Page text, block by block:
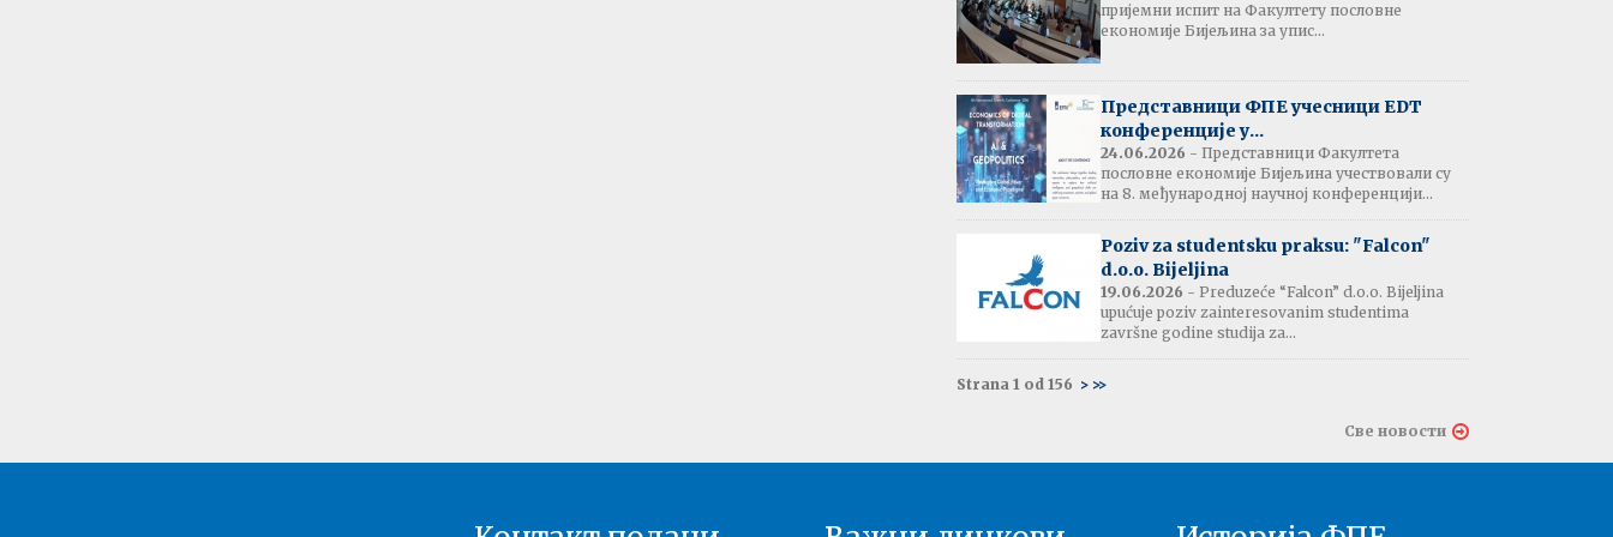
Обавјештење:
Издавање потврда
прије љетне паузе
Резултати испита:
Монетарна економија
Резултати испита и
термин усменог испита:
Енглески језик 2
Друга година - 03.07.2026
Енглески језик 1
пријемни испит на Факултету пословне
економије Бијељина за упис...
Представници ФПЕ учесници EDT
конференције у...
24.06.2026 - Представници Факултета
пословне економије Бијељина учествовали су
на 8. међународној научној конференцији...
Poziv za studentsku praksu: "Falcon"
d.o.o. Bijeljina
19.06.2026 - Preduzeće “Falcon” d.o.o. Bijeljina
upućuje poziv zainteresovanim studentima
završne godine studija za...
Strana 1 od 156 > >>
Све новости